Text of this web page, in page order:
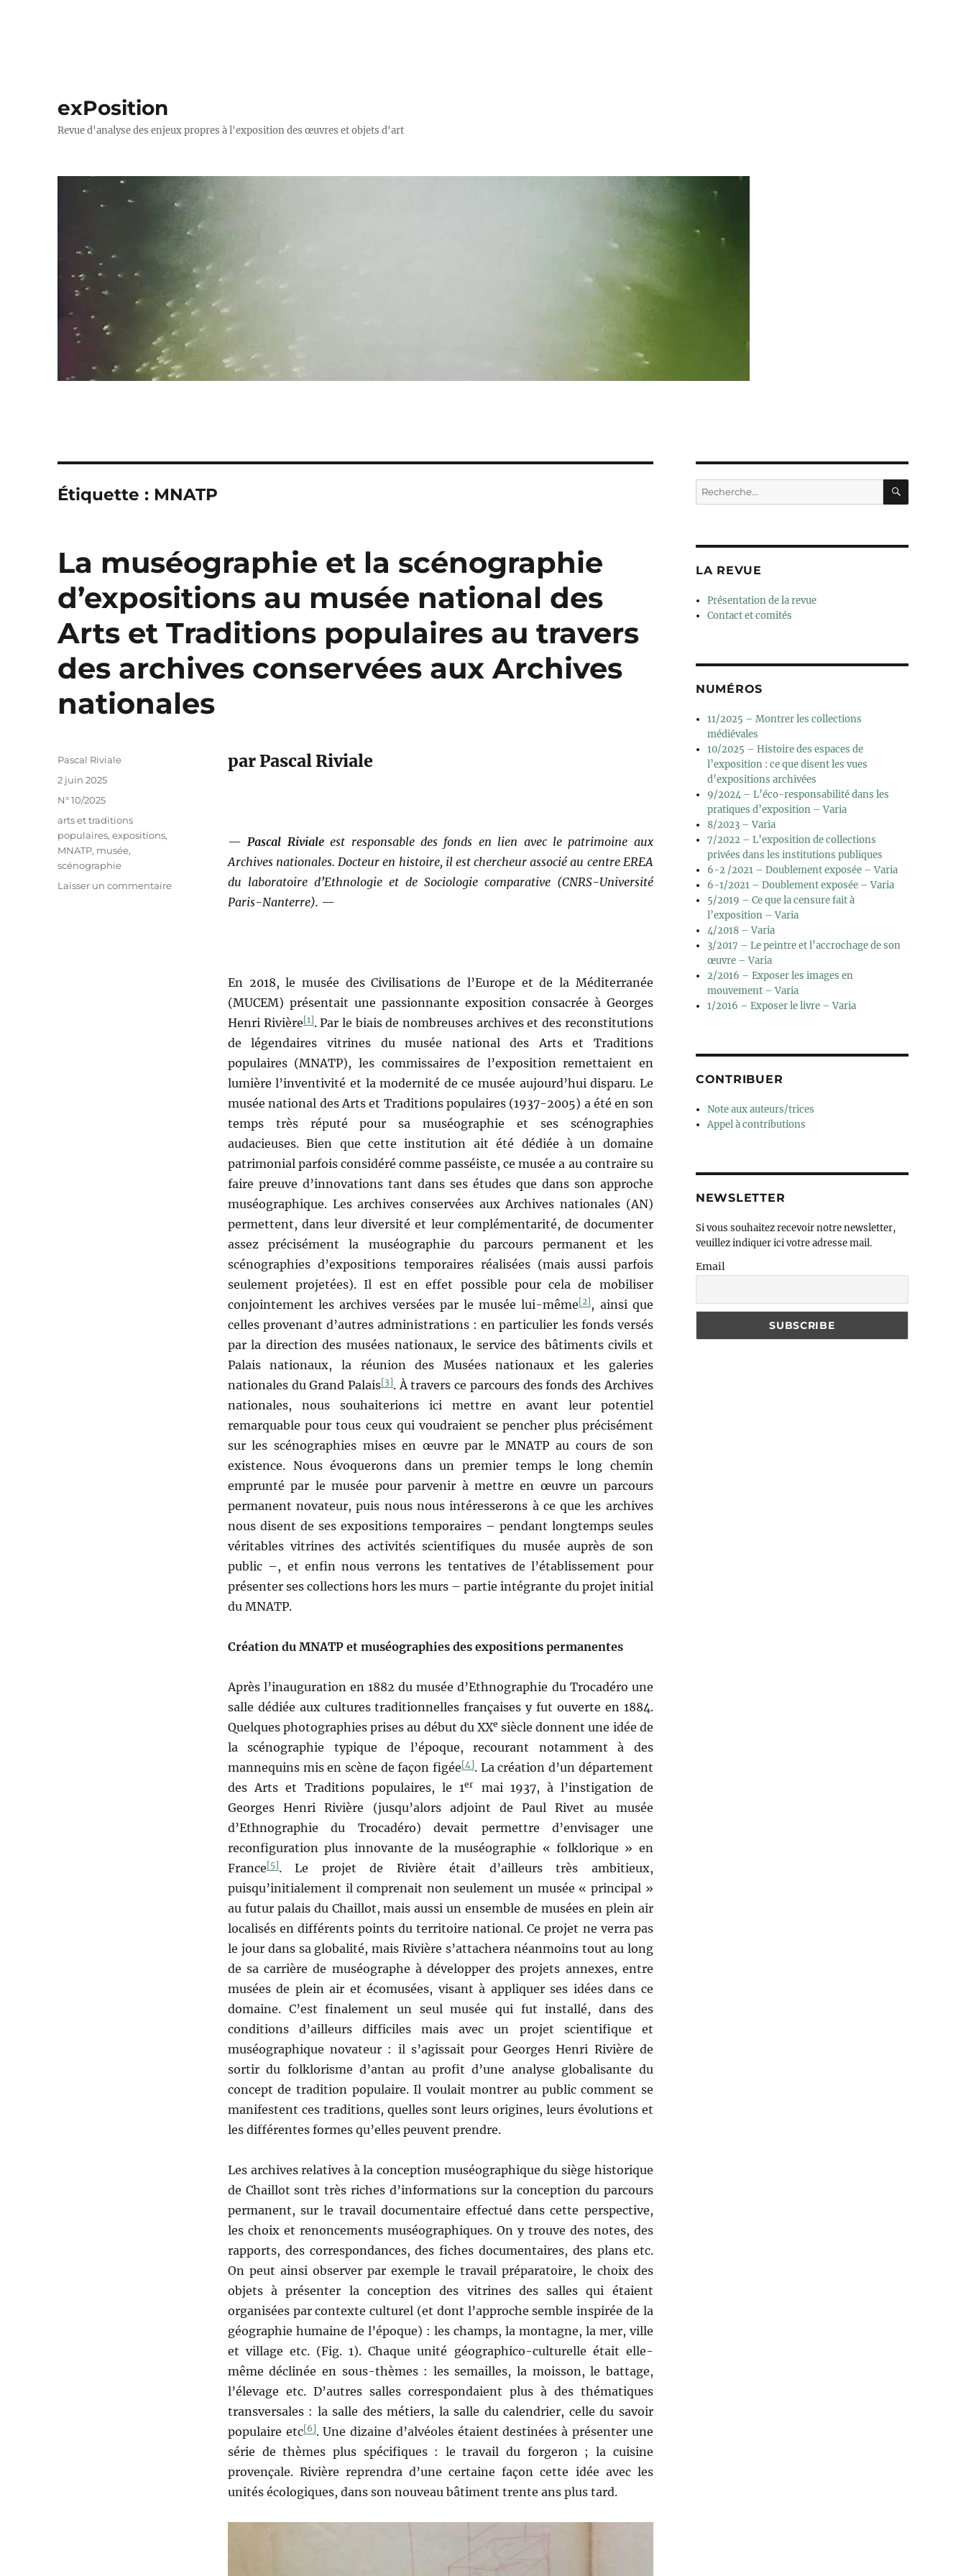
exPosition
Revue d'analyse des enjeux propres à l'exposition des œuvres et objets d'art
Étiquette : MNATP
La muséographie et la scénographie
d’expositions au musée national des
Arts et Traditions populaires au travers
des archives conservées aux Archives
nationales
par Pascal Riviale
— Pascal Rivialeest responsable des fonds en lien avec le patrimoine aux
Archives nationales. Docteur en histoire, il est chercheur associé au centre EREA
du laboratoire d’Ethnologie et de Sociologie comparative (CNRS-Université
Paris-Nanterre). —
En 2018, le musée des Civilisations de l’Europe et de la Méditerranée
(MUCEM) présentait une passionnante exposition consacrée à Georges
Henri Rivière[1]. Par le biais de nombreuses archives et des reconstitutions
de légendaires vitrines du musée national des Arts et Traditions
populaires (MNATP), les commissaires de l’exposition remettaient en
lumière l’inventivité et la modernité de ce musée aujourd’hui disparu. Le
musée national des Arts et Traditions populaires (1937-2005) a été en son
temps très réputé pour sa muséographie et ses scénographies
audacieuses. Bien que cette institution ait été dédiée à un domaine
patrimonial parfois considéré comme passéiste, ce musée a au contraire su
faire preuve d’innovations tant dans ses études que dans son approche
muséographique. Les archives conservées aux Archives nationales (AN)
permettent, dans leur diversité et leur complémentarité, de documenter
assez précisément la muséographie du parcours permanent et les
scénographies d’expositions temporaires réalisées (mais aussi parfois
seulement projetées). Il est en effet possible pour cela de mobiliser
conjointement les archives versées par le musée lui-même[2] , ainsi que
celles provenant d’autres administrations : en particulier les fonds versés
par la direction des musées nationaux, le service des bâtiments civils et
Palais nationaux, la réunion des Musées nationaux et les galeries
nationales du Grand Palais[3]. À travers ce parcours des fonds des Archives
nationales, nous souhaiterions ici mettre en avant leur potentiel
remarquable pour tous ceux qui voudraient se pencher plus précisément
sur les scénographies mises en œuvre par le MNATP au cours de son
existence. Nous évoquerons dans un premier temps le long chemin
emprunté par le musée pour parvenir à mettre en œuvre un parcours
permanent novateur, puis nous nous intéresserons à ce que les archives
nous disent de ses expositions temporaires – pendant longtemps seules
véritables vitrines des activités scientifiques du musée auprès de son
public –, et enfin nous verrons les tentatives de l’établissement pour
présenter ses collections hors les murs – partie intégrante du projet initial
du MNATP.
Création du MNATP et muséographies des expositions permanentes
Après l’inauguration en 1882 du musée d’Ethnographie du Trocadéro une
salle dédiée aux cultures traditionnelles françaises y fut ouverte en 1884.
Quelques photographies prises au début du XXe siècle donnent une idée de
la scénographie typique de l’époque, recourant notamment à des
mannequins mis en scène de façon figée[4]. La création d’un département
des Arts et Traditions populaires, le 1er
mai 1937, à l’instigation de
Georges Henri Rivière (jusqu’alors adjoint de Paul Rivet au musée
d’Ethnographie du Trocadéro) devait permettre d’envisager une
reconfiguration plus innovante de la muséographie « folklorique » en
France[5]. Le projet de Rivière était d’ailleurs très ambitieux,
puisqu’initialement il comprenait non seulement un musée « principal »
au futur palais du Chaillot, mais aussi un ensemble de musées en plein air
localisés en différents points du territoire national. Ce projet ne verra pas
le jour dans sa globalité, mais Rivière s’attachera néanmoins tout au long
de sa carrière de muséographe à développer des projets annexes, entre
musées de plein air et écomusées, visant à appliquer ses idées dans ce
domaine. C’est finalement un seul musée qui fut installé, dans des
conditions d’ailleurs difficiles mais avec un projet scientifique et
muséographique novateur : il s’agissait pour Georges Henri Rivière de
sortir du folklorisme d’antan au profit d’une analyse globalisante du
concept de tradition populaire. Il voulait montrer au public comment se
manifestent ces traditions, quelles sont leurs origines, leurs évolutions et
les différentes formes qu’elles peuvent prendre.
Les archives relatives à la conception muséographique du siège historique
de Chaillot sont très riches d’informations sur la conception du parcours
permanent, sur le travail documentaire effectué dans cette perspective,
les choix et renoncements muséographiques. On y trouve des notes, des
rapports, des correspondances, des fiches documentaires, des plans etc.
On peut ainsi observer par exemple le travail préparatoire, le choix des
objets à présenter la conception des vitrines des salles qui étaient
organisées par contexte culturel (et dont l’approche semble inspirée de la
géographie humaine de l’époque) : les champs, la montagne, la mer, ville
et village etc. (Fig. 1). Chaque unité géographico-culturelle était elle-
même déclinée en sous-thèmes : les semailles, la moisson, le battage,
l’élevage etc. D’autres salles correspondaient plus à des thématiques
transversales : la salle des métiers, la salle du calendrier, celle du savoir
populaire etc[6]. Une dizaine d’alvéoles étaient destinées à présenter une
série de thèmes plus spécifiques : le travail du forgeron ; la cuisine
provençale. Rivière reprendra d’une certaine façon cette idée avec les
unités écologiques, dans son nouveau bâtiment trente ans plus tard.
Auteur
Pascal Riviale
Publié
2 juin 2025
Catégories
N° 10/2025
Étiquettes
arts et traditions
populaires,expositions,
MNATP, musée,
scénographie
Laisser un commentairesur
Recherche
pour :
LA REVUE
Présentation de la revue
Contact et comités
NUMÉROS
11/2025 – Montrer les collections
médiévales
10/2025 – Histoire des espaces de
l’exposition : ce que disent les vues
d’expositions archivées
9/2024 – L’éco-responsabilité dans les
pratiques d’exposition – Varia
8/2023 – Varia
7/2022 – L’exposition de collections
privées dans les institutions publiques
6-2 /2021 – Doublement exposée – Varia
6-1/2021 – Doublement exposée – Varia
5/2019 – Ce que la censure fait à
l’exposition – Varia
4/2018 – Varia
3/2017 – Le peintre et l’accrochage de son
œuvre – Varia
2/2016 – Exposer les images en
mouvement – Varia
1/2016 – Exposer le livre – Varia
CONTRIBUER
Note aux auteurs/trices
Appel à contributions
NEWSLETTER
Si vous souhaitez recevoir notre newsletter,
veuillez indiquer ici votre adresse mail.
Email